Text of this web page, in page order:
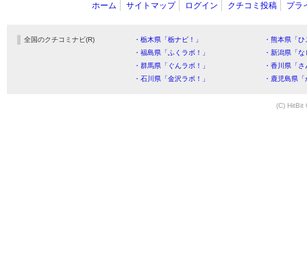
ホーム サイトマップ ログイン クチコミ投稿 プラ
全国のクチコミナビ(R) ・栃木県「栃ナビ！」
・熊本県「
・福島県「ふくラボ！」
・新潟県「
・群馬県「ぐんラボ！」
・香川県「
・石川県「金沢ラボ！」
・鹿児島県
(C) HitBit